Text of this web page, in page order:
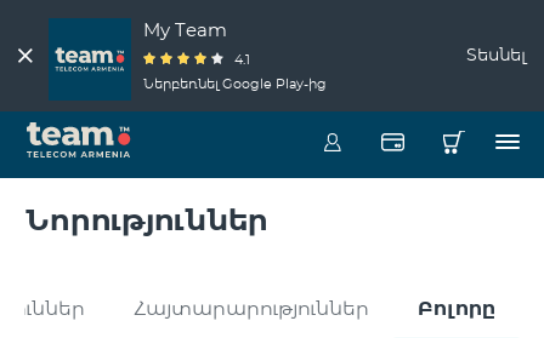
My Team
4.1
Ներբեռնել Google Play-ից
Տեսնել
Նորություններ
Հայտարարություններ Բոլորը